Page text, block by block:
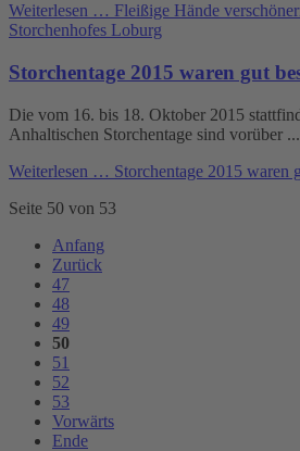
Weiterlesen … Fleißige Hände
Storchenhofes Loburg
Storchentage 2015 waren gut
Die vom 16. bis 18. Oktober 2015
Anhaltischen Storchentage sind vorüber ...
Weiterlesen … Storchentage 2015 waren
Seite 50 von 53
Anfang
Zurück
47
48
49
50
51
52
53
Vorwärts
Ende